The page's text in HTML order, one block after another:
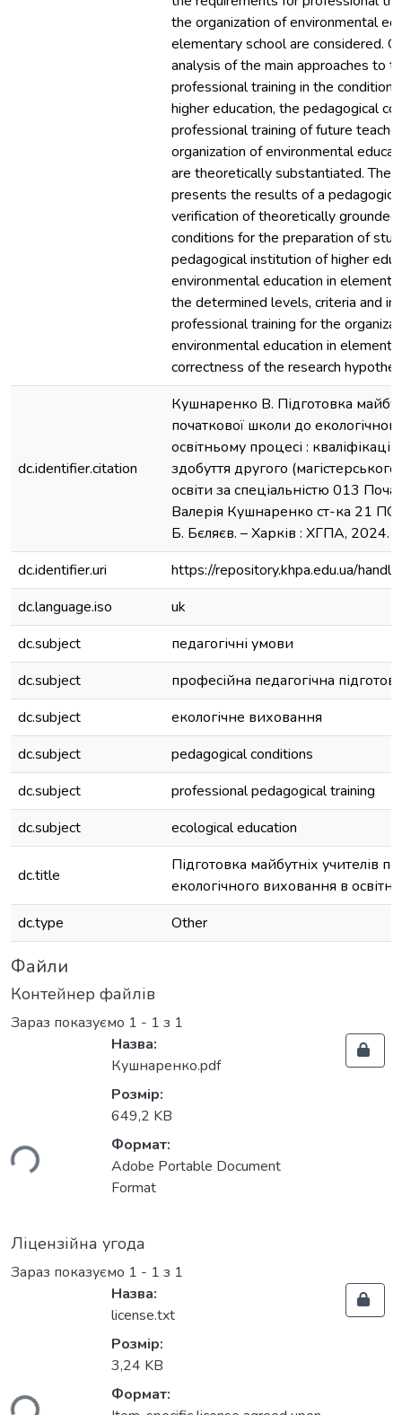
the organization of environmental
elementary school are considered.
analysis of the main approaches to
professional training in the
higher education, the pedagogical
professional training of future
organization of environmental
are theoretically substantiated. The
presents the results of a
verification of theoretically
conditions for the preparation of
pedagogical institution of higher
environmental education in
the determined levels, criteria and
professional training for the
environmental education in
correctness of the research
dc.identifier.citation
Кушнаренко В. Підготовка
початкової школи до
освітньому процесі :
здобуття другого
освіти за спеціальністю 013
Валерія Кушнаренко ст-ка 21 ПО/
Б. Бєляєв. – Харків : ХГПА, 2024.
dc.identifier.uri
https://repository.khpa.edu.ua/
dc.language.iso
uk
dc.subject
педагогічні умови
dc.subject
професійна педагогічна
dc.subject
екологічне виховання
dc.subject
pedagogical conditions
dc.subject
professional pedagogical training
dc.subject
ecological education
dc.title
Підготовка майбутніх учителів
екологічного виховання в
dc.type
Other
Файли
Контейнер файлів
Зараз показуємо 1 - 1 з 1
Назва:
Кушнаренко.pdf
Розмір:
649,2 KB
Формат:
Adobe Portable Document
Format
Ліцензійна угода
Зараз показуємо 1 - 1 з 1
Назва:
license.txt
Розмір:
3,24 KB
Формат: